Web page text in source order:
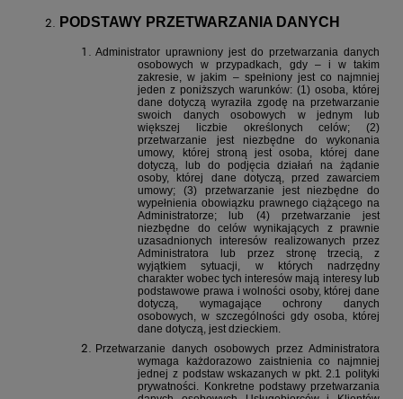
PODSTAWY PRZETWARZANIA DANYCH
Administrator uprawniony jest do przetwarzania danych
osobowych w przypadkach, gdy – i w takim
zakresie, w jakim – spełniony jest co najmniej
jeden z poniższych warunków: (1) osoba, której
dane dotyczą wyraziła zgodę na przetwarzanie
swoich danych osobowych w jednym lub
większej liczbie określonych celów; (2)
przetwarzanie jest niezbędne do wykonania
umowy, której stroną jest osoba, której dane
dotyczą, lub do podjęcia działań na żądanie
osoby, której dane dotyczą, przed zawarciem
umowy; (3) przetwarzanie jest niezbędne do
wypełnienia obowiązku prawnego ciążącego na
Administratorze; lub (4) przetwarzanie jest
niezbędne do celów wynikających z prawnie
uzasadnionych interesów realizowanych przez
Administratora lub przez stronę trzecią, z
wyjątkiem sytuacji, w których nadrzędny
charakter wobec tych interesów mają interesy lub
podstawowe prawa i wolności osoby, której dane
dotyczą, wymagające ochrony danych
osobowych, w szczególności gdy osoba, której
dane dotyczą, jest dzieckiem.
Przetwarzanie danych osobowych przez Administratora
wymaga każdorazowo zaistnienia co najmniej
jednej z podstaw wskazanych w pkt. 2.1 polityki
prywatności. Konkretne podstawy przetwarzania